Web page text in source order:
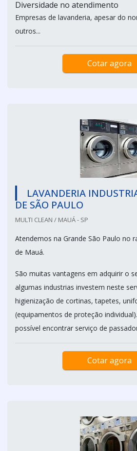
Diversidade no atendimento
Empresas de lavanderia, apesar do
outros...
Cotar agora
LAVANDERIA
DE SÃO PAULO
MULTI CLEAN / MAUÁ - SP
Atendemos na Grande São Paulo no
de Mauá.
São muitas vantagens em adquirir o
algumas industrias investem neste
higienização de cortinas, tapetes,
(equipamentos de proteção
possível encontrar serviço de
Cotar agora